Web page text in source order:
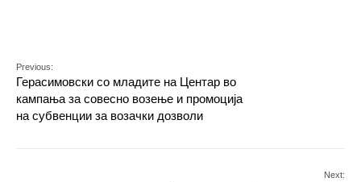
Previous:
Герасимовски со младите на Центар во
кампања за совесно возење и промоција
на субвенции за возачки дозволи
Next: